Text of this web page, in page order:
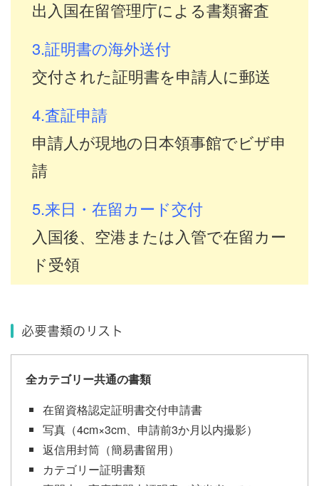
出入国在留管理庁による書類審査
3.証明書の海外送付
交付された証明書を申請人に郵送
4.査証申請
申請人が現地の日本領事館でビザ申
請
5.来日・在留カード交付
入国後、空港または入管で在留カー
ド受領
必要書類のリスト
全カテゴリー共通の書類
在留資格認定証明書交付申請書
写真（4cm×3cm、申請前3か月以内撮影）
返信用封筒（簡易書留用）
カテゴリー証明書類